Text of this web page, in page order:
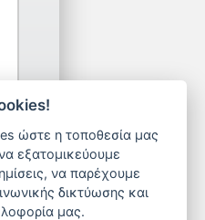
LogicONE
ώστε η τοποθεσία μας
εξατομικεύουμε
να παρέχουμε
δικτύωσης και
μας.